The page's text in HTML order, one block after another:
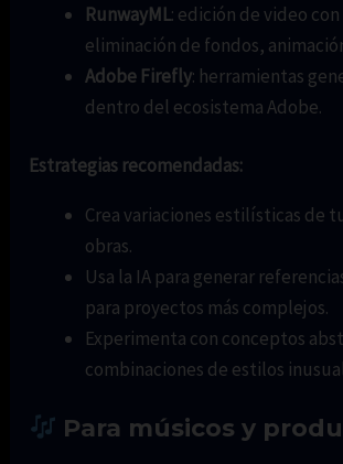
RunwayML: edición de video con
eliminación de fondos,
Adobe Firefly: herramientas
dentro del ecosistema Adobe.
Estrategias recomendadas:
Crea variaciones estilísticas de
obras.
Usa la IA para generar
para proyectos más complejos.
Experimenta con conceptos
combinaciones de estilos
Para músicos y